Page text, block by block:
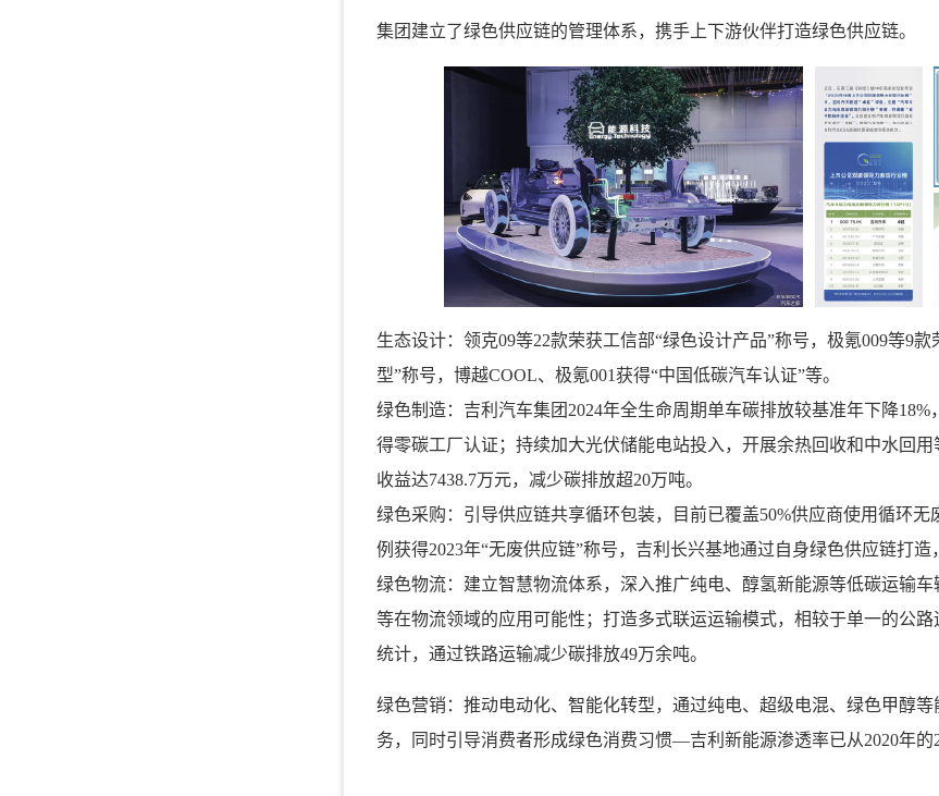
集团建立了绿色供应链的管理体系，携手上下游伙伴打造绿色供应链。
生态设计：领克09等22款荣获工信部“绿色设计产品”称号，极氪009等9
型”称号，博越COOL、极氪001获得“中国低碳汽车认证”等。
绿色制造：吉利汽车集团2024年全生命周期单车碳排放较基准年下降
得零碳工厂认证；持续加大光伏储能电站投入，开展余热回收和中水回
收益达7438.7万元，减少碳排放超20万吨。
绿色采购：引导供应链共享循环包装，目前已覆盖50%供应商使用循环
例获得2023年“无废供应链”称号，吉利长兴基地通过自身绿色供应链打造
绿色物流：建立智慧物流体系，深入推广纯电、醇氢新能源等低碳运输
等在物流领域的应用可能性；打造多式联运运输模式，相较于单一的公
统计，通过铁路运输减少碳排放49万余吨。
绿色营销：推动电动化、智能化转型，通过纯电、超级电混、绿色甲醇
务，同时引导消费者形成绿色消费习惯—吉利新能源渗透率已从2020年的